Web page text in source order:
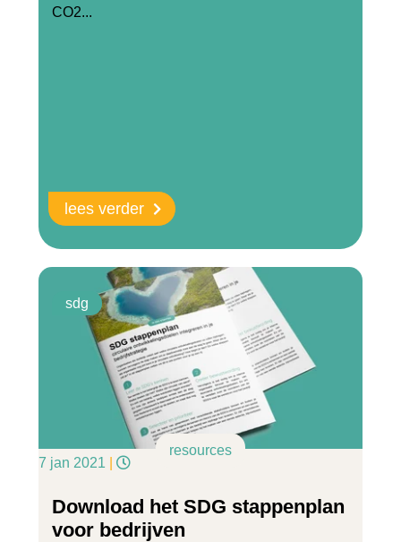
CO2...
lees verder
sdg
resources
7 jan 2021
Download het SDG stappenplan
voor bedrijven